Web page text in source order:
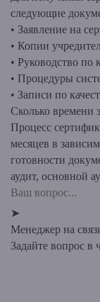
следующие
• Заявление на
• Копии
• Руководство по
• Процедуры
• Записи по
Сколько времени
Процесс
месяцев в
готовности
аудит, основной
➤
Менеджер на
Задайте вопрос в